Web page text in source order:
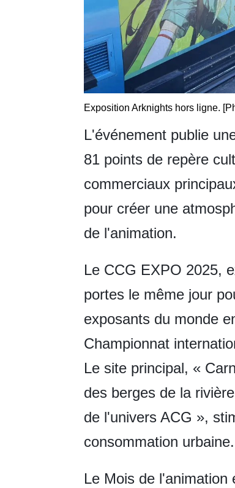
Exposition Arknights hors ligne.
L'événement publie
81 points de repère
commerciaux
pour créer une
de l'animation.
Le CCG EXPO 2025,
portes le même jour
exposants du monde
Championnat
Le site principal, «
des berges de la
de l'univers ACG »,
consommation urbaine.
Le Mois de l'animation